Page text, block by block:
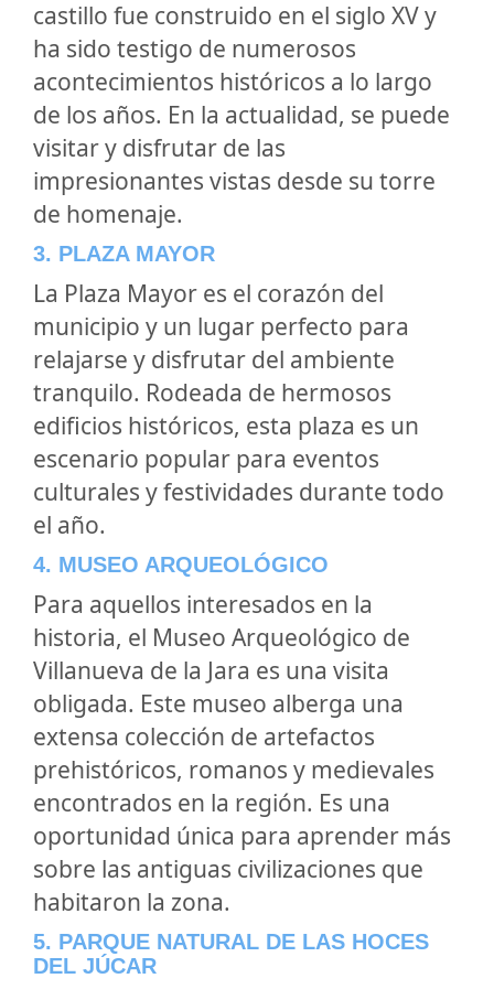
castillo fue construido en el siglo XV y
ha sido testigo de numerosos
acontecimientos históricos a lo largo
de los años. En la actualidad, se puede
visitar y disfrutar de las
impresionantes vistas desde su torre
de homenaje.
3. PLAZA MAYOR
La Plaza Mayor es el corazón del
municipio y un lugar perfecto para
relajarse y disfrutar del ambiente
tranquilo. Rodeada de hermosos
edificios históricos, esta plaza es un
escenario popular para eventos
culturales y festividades durante todo
el año.
4. MUSEO ARQUEOLÓGICO
Para aquellos interesados en la
historia, el Museo Arqueológico de
Villanueva de la Jara es una visita
obligada. Este museo alberga una
extensa colección de artefactos
prehistóricos, romanos y medievales
encontrados en la región. Es una
oportunidad única para aprender más
sobre las antiguas civilizaciones que
habitaron la zona.
5. PARQUE NATURAL DE LAS HOCES
DEL JÚCAR